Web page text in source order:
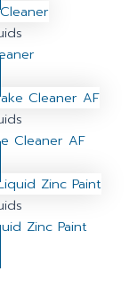
Cleaner AF
Zinc Paint